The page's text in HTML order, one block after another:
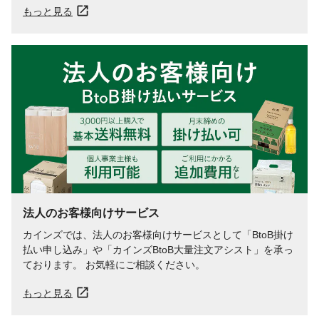
もっと見る
法人のお客様向けサービス
カインズでは、法人のお客様向けサービスとして「BtoB掛け
払い申し込み」や「カインズBtoB大量注文アシスト」を承っ
ております。 お気軽にご相談ください。
もっと見る